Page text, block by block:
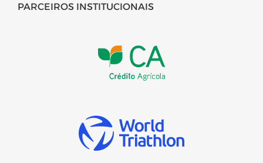
PARCEIROS INSTITUCIONAIS